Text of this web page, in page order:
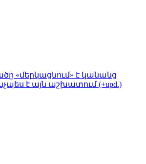
«մերկացնում» է կանանց
է այն աշխատում (+upd.)